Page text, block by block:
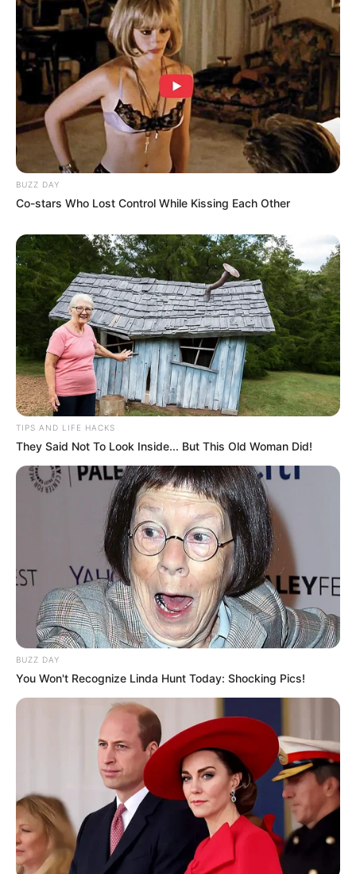
TULIS KOMENTAR
Alamat email Anda tidak akan dipublikasikan. Ruas yang wajib ditandai*
BUZZ DAY
Co-stars Who Lost Control While Kissing Each Other
TIPS AND LIFE HACKS
They Said Not To Look Inside... But This Old Woman Did!
BUZZ DAY
You Won't Recognize Linda Hunt Today: Shocking Pics!